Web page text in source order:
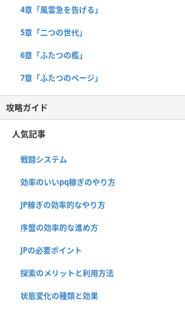
4章「風雲急を告げる」
5章「二つの世代」
6章「ふたつの檻」
7章「ふたつのページ」
攻略ガイド
人気記事
戦闘システム
効率のいいpq稼ぎのやり方
JP稼ぎの効率的なやり方
序盤の効率的な進め方
JPの必要ポイント
探索のメリットと利用方法
状態変化の種類と効果